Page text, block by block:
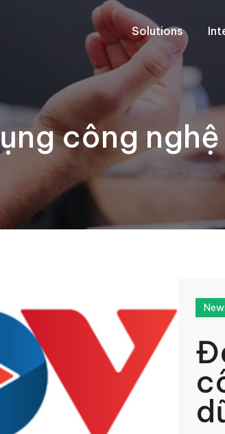
Solutions
công